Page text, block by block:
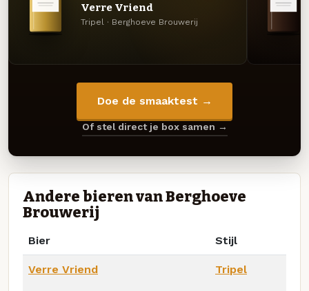
Verre Vriend
Tripel · Berghoeve Brouwerij
Doe de smaaktest →
Of stel direct je box samen →
Andere bieren van Berghoeve
Brouwerij
Bier Stijl
Verre Vriend Tripel